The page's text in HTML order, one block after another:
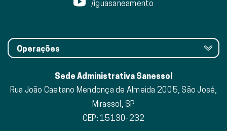
/iguasaneamento
Operações
Sede Administrativa Sanessol
Rua João Caetano Mendonça de Almeida 2005, São José,
Mirassol, SP
CEP: 15130-232